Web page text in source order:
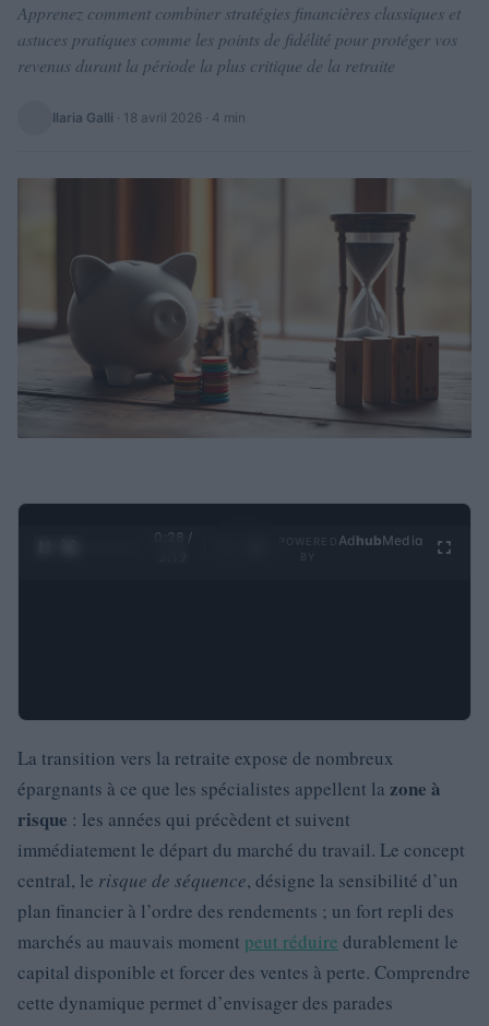
Apprenez comment combiner stratégies financières classiques et
astuces pratiques comme les points de fidélité pour protéger vos
revenus durant la période la plus critique de la retraite
Ilaria Galli · 18 avril 2026 · 4 min
0:29 /
Ad hubMedia
La transition vers la retraite expose de nombreux
épargnants à ce que les spécialistes appellent la zone à
risque : les années qui précèdent et suivent
immédiatement le départ du marché du travail. Le concept
central, le risque de séquence, désigne la sensibilité d’un
plan financier à l’ordre des rendements ; un fort repli des
marchés au mauvais moment peut réduire durablement le
capital disponible et forcer des ventes à perte. Comprendre
cette dynamique permet d’envisager des parades